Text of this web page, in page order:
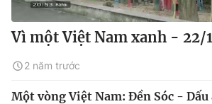
Vì một Việt Nam xanh - 22/
2 năm trước
Một vòng Việt Nam: Đền Sóc - Dấu